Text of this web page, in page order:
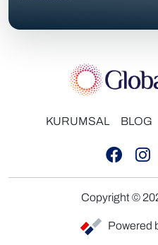
KURUMSAL BLOG
Copyright ©
Powered